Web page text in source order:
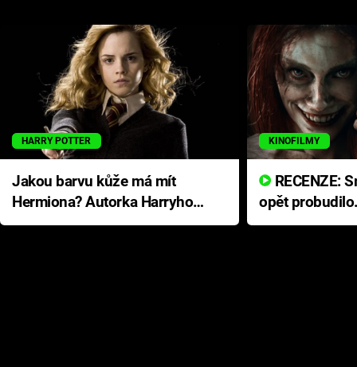
HARRY POTTER
Jakou barvu kůže má mít
Hermiona? Autorka Harryho
Pottera přišla s ráznou
KINOFILMY
opět
přichází s